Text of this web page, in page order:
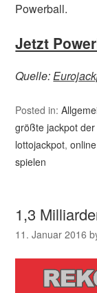
Powerball.
Jetzt
Quelle:
Posted in:
größte jackpot
lottojackpot,online
spielen
1,3
11. Januar 2016